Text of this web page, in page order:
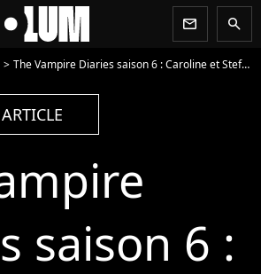
newsletter search
The Vampire Diaries saison 6 : Caroline et Stefan enfin ensemble ?
saison 6 :